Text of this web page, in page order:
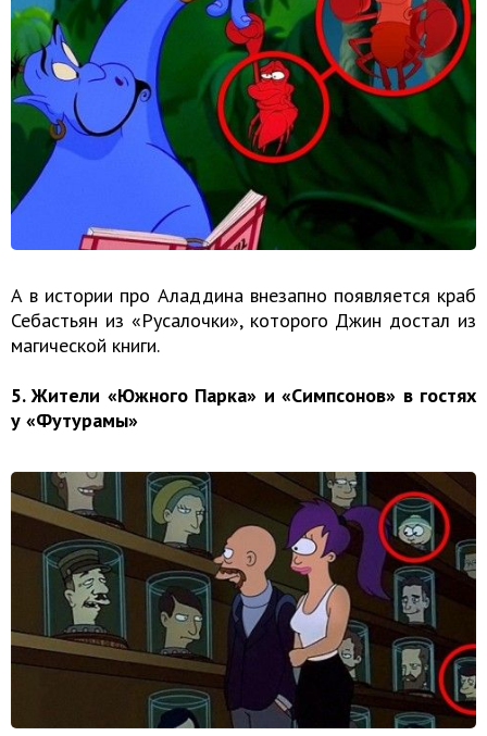
А в истории про Аладдина внезапно появляется краб
Себастьян из «Русалочки», которого Джин достал из
магической книги.
5. Жители «Южного Парка» и «Симпсонов» в гостях
у «Футурамы»